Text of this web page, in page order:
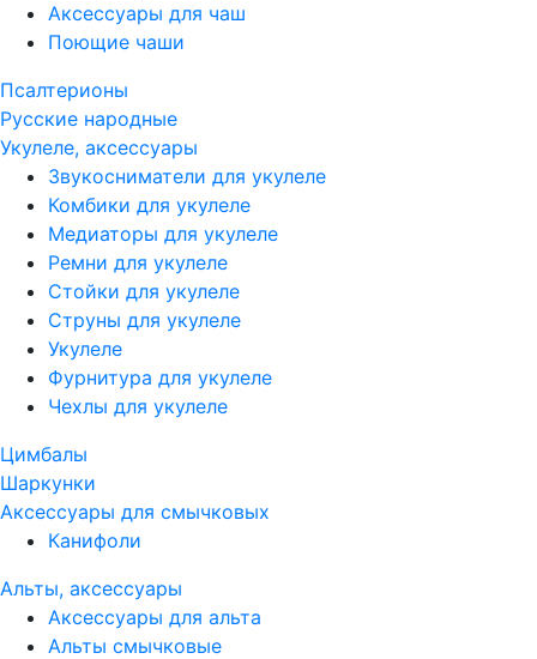
Аксессуары для чаш
Поющие чаши
Псалтерионы
Русские народные
Укулеле, аксессуары
Звукосниматели для укулеле
Комбики для укулеле
Медиаторы для укулеле
Ремни для укулеле
Стойки для укулеле
Струны для укулеле
Укулеле
Фурнитура для укулеле
Чехлы для укулеле
Цимбалы
Шаркунки
Аксессуары для смычковых
Канифоли
Альты, аксессуары
Аксессуары для альта
Альты смычковые